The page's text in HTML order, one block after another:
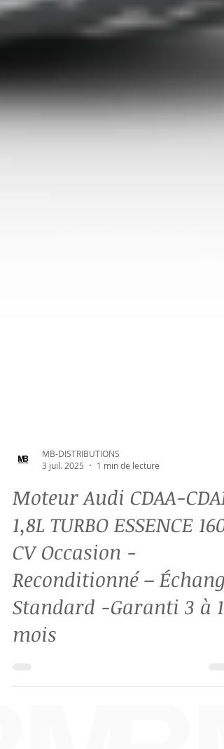
3 juil. 2025
1 min de lecture
Moteur Audi CDAA-CDAB
1,8L TURBO ESSENCE 160
CV Occasion -
Reconditionné – Échange
Standard -Garanti 3 à 12